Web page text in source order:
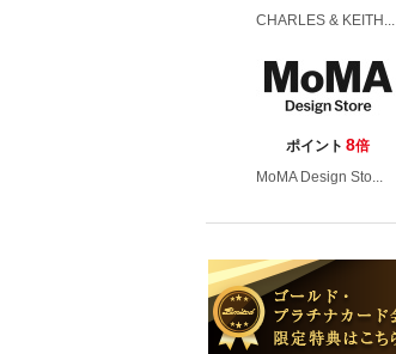
CHARLES & KEITH...
ポイント 8倍
MoMA Design Sto...